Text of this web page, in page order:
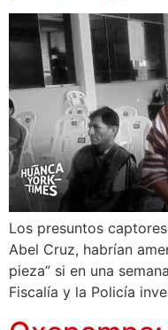
Los presuntos
Abel Cruz, habrían
pieza” si en una
Fiscalía y la Policía